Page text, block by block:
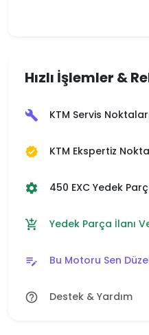
Hızlı İşlemler &
build KTM Servis
verified KTM Ekspertiz
settings 450 EXC Yedek
add_shopping_cart Yedek Parça İlanı
edit_note Bu Motoru Sen
help_outline Destek & Yardım